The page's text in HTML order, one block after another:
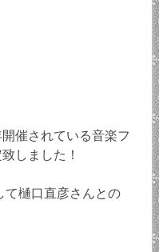
催されている音楽フ
しました！
て樋口直彦さんとの